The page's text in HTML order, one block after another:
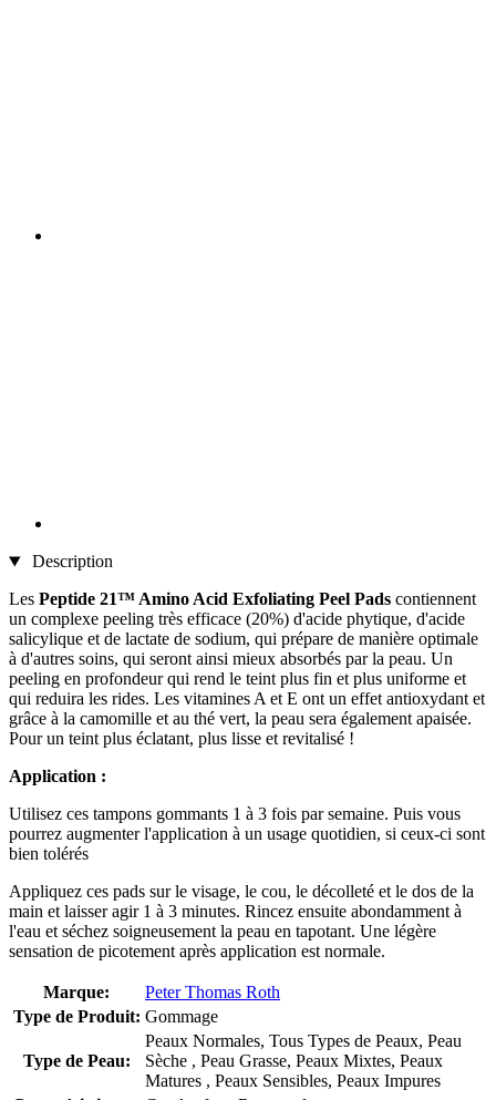
Description
Les Peptide 21™ Amino Acid Exfoliating Peel Pads contiennent
un complexe peeling très efficace (20%) d'acide phytique, d'acide
salicylique et de lactate de sodium, qui prépare de manière optimale
à d'autres soins, qui seront ainsi mieux absorbés par la peau. Un
peeling en profondeur qui rend le teint plus fin et plus uniforme et
qui reduira les rides. Les vitamines A et E ont un effet antioxydant et
grâce à la camomille et au thé vert, la peau sera également apaisée.
Pour un teint plus éclatant, plus lisse et revitalisé !
Application :
Utilisez ces tampons gommants 1 à 3 fois par semaine. Puis vous
pourrez augmenter l'application à un usage quotidien, si ceux-ci sont
bien tolérés
Appliquez ces pads sur le visage, le cou, le décolleté et le dos de la
main et laisser agir 1 à 3 minutes. Rincez ensuite abondamment à
l'eau et séchez soigneusement la peau en tapotant. Une légère
sensation de picotement après application est normale.
Marque:
Peter Thomas Roth
Type de Produit: Gommage
Type de Peau:
Peaux Normales, Tous Types de Peaux, Peau
Sèche , Peau Grasse, Peaux Mixtes, Peaux
Matures , Peaux Sensibles, Peaux Impures